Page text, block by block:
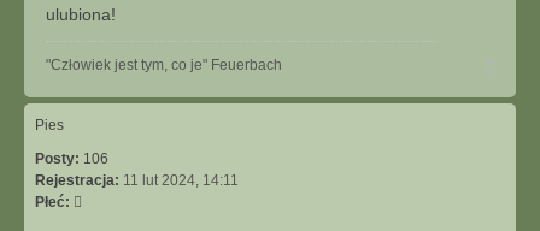
s
a
c
ulubiona!
"Człowiek jest tym, co je" Feuerbach
g
Pies
Posty: 106
Rejestracja: 11 lut 2024, 14:11
Płeć: